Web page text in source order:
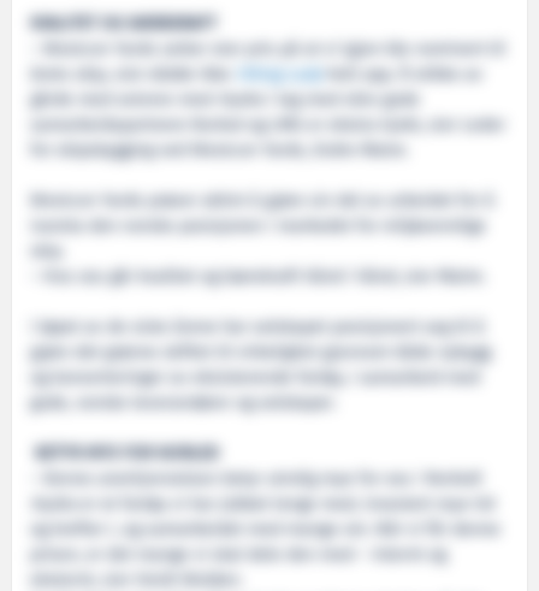
KVALITET OG BÆREKRAFT
– Westcon Yards setter stor pris på at vi igjen ble nominert til
helt opp. Å stikke av
i lag med våre gode
samarbeidspartnere Norled og LMG er ekstra kjekt, sier Leder
for skipsbygging ved Westcon Yards, Endre Matre.
Westcon Yards prøver aktivt å gjøre sin del av arbeidet for å
ivareta den norske posisjonen i markedet for miljøvennlige
– Hos oss går kvalitet og bærekraft hånd i hånd, sier Matre.
I løpet av de siste årene har selskapet posisjonert seg til å
gjøre det grønne skiftet til virkelighet gjennom både nybygg
og konverteringer av eksisterende fartøy, i samarbeid med
gode, norske leverandører og selskaper.
BETYR MYE FOR NORLED
– Denne anerkjennelsen betyr utrolig mye for oss i Norled!
er et fartøy vi har jobbet lenge med, investert mye tid
og krefter i, og samarbeidet med mange om. Når vi får denne
prisen, er det mange vi skal dele den med – internt og